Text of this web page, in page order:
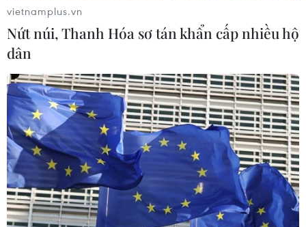
vietnamplus.vn
Nứt núi, Thanh Hóa sơ tán khẩn cấp nhiều hộ
dân